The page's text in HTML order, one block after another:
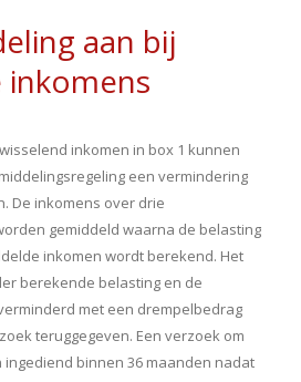
aan bij
inkomens
inkomen in box 1 kunnen
een vermindering
De inkomens over drie
gemiddeld waarna de belasting
inkomen wordt berekend. Het
berekende belasting en de
met een drempelbedrag
teruggegeven. Een verzoek om
ingediend binnen 36 maanden nadat